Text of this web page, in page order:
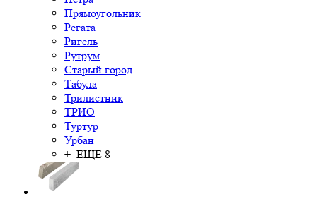
Прямоугольник
Регата
Ригель
Рутрум
Старый город
Табула
Трилистник
ТРИО
Туртур
Урбан
+ ЕЩЕ 8